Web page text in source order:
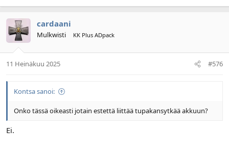
cardaani
Mulkwisti KK Plus ADpack
11 Heinäkuu 2025 #576
Kontsa sanoi:
Onko tässä oikeasti jotain estettä liittää tupakansytkää akkuun?
Ei.